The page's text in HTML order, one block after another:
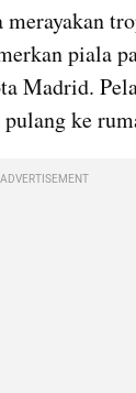
piala
Madrid.
ke
ADVERTISEMENT